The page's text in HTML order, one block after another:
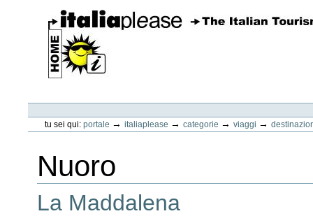
contenuti.
Spostati
navigazione
personali
tu sei qui: portale → italiaplease → categorie → viaggi →
Nuoro
La Maddalena